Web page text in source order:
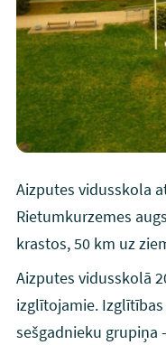
Aizputes vidusskola
Rietumkurzemes
krastos, 50 km uz
Aizputes vidusskolā
izglītojamie.
sešgadnieku grupiņa